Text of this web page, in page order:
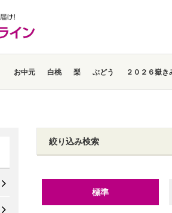
お中元 白桃 梨 ぶどう ２０２６嶽き
絞り込み検索
標準